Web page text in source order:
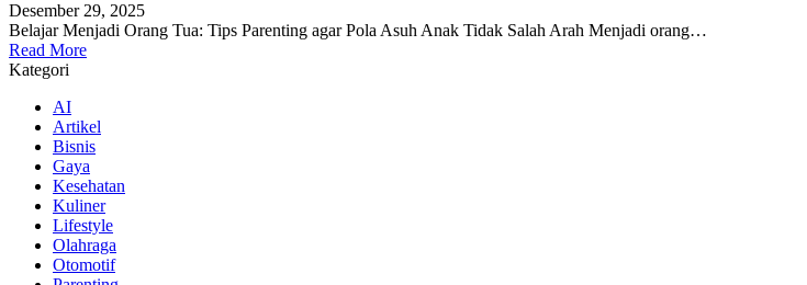
Desember 29, 2025
Belajar Menjadi Orang Tua: Tips Parenting agar Pola Asuh Anak Tidak Salah Arah Menjadi orang…
Read More
Kategori
AI
Artikel
Bisnis
Gaya
Kesehatan
Kuliner
Lifestyle
Olahraga
Otomotif